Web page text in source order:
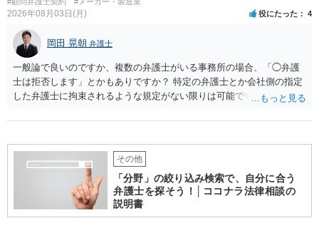
2026年08月03日(月) 役にたった 4
岡田 晃朝 弁護士
一般論で良いのですか、複数の弁護士がいる事務所の場合、「◯弁護
士は拒否します」とかもありですか？ 特定の弁護士とか会社側の指定
した弁護士に拘束されるような規定がない限りは可能です。 契約とし
いる以上はその事務所の有資格者が対応したら、一応は対応となるで
弁護士に変更はありますか？ それは合意があればあるでしょう。 時折
変更の話も聞きます。 ただ、貴社側が強制できるものではありませ
ん。もっとも事務所側も、よほどの事情でもない限り、顧問にはでき
る限り配慮するものではあるのですが・・・。
その他
「分野」の絞り込み検索で、自分に合う
弁護士を探そう！│ココナラ法律相談の
説明書